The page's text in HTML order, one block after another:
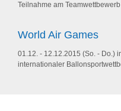
Teilnahme am
World Air Games
01.12. - 12.12.2015 (So. - Do.)
internationaler